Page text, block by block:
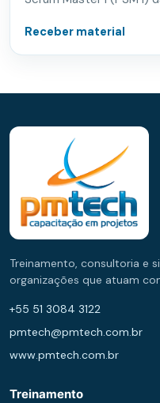
Receber material
Treinamento, consultoria e
organizações que atuam
+55 51 3084 3122
pmtech@pmtech.com.br
www.pmtech.com.br
Treinamento